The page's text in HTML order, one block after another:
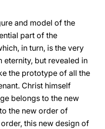
and model of the
part of the
in turn, is the very
eternity, but revealed in
the prototype of all the
Christ himself
belongs to the new
the new order of
this new design of